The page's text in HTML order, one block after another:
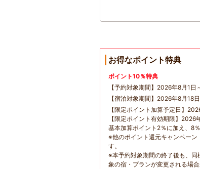
お得なポイント特典
ポイント10％特典
【予約対象期間】2026年8月1
【宿泊対象期間】2026年8月18
【限定ポイント加算予定日】
【限定ポイント有効期限】2026
基本加算ポイント2％に加え、8
※他のポイント還元キャンペーン
す。
※本予約対象期間の終了後も、
象の宿・プランが変更される場合